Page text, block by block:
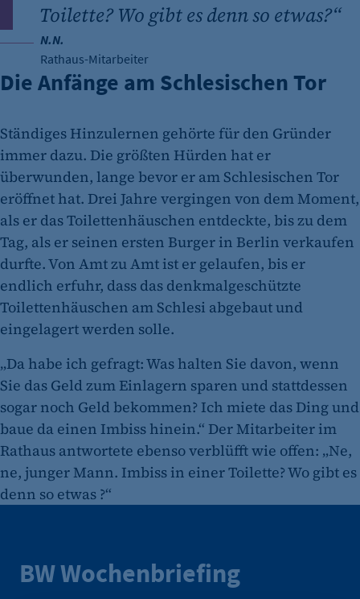
Toilette? Wo gibt es denn so etwas?“
N.N.
Rathaus-Mitarbeiter
Die Anfänge am Schlesischen Tor
Ständiges Hinzulernen gehörte für den Gründer
immer dazu. Die größten Hürden hat er
überwunden, lange bevor er am Schlesischen Tor
eröffnet hat. Drei Jahre vergingen von dem Moment,
als er das Toilettenhäuschen entdeckte, bis zu dem
Tag, als er seinen ersten Burger in Berlin verkaufen
durfte. Von Amt zu Amt ist er gelaufen, bis er
endlich erfuhr, dass das denkmalgeschützte
Toilettenhäuschen am Schlesi abgebaut und
eingelagert werden solle.
„Da habe ich gefragt: Was halten Sie davon, wenn
Sie das Geld zum Einlagern sparen und stattdessen
sogar noch Geld bekommen? Ich miete das Ding und
baue da einen Imbiss hinein.“ Der Mitarbeiter im
Rathaus antwortete ebenso verblüfft wie offen: „Ne,
ne, junger Mann. Imbiss in einer Toilette? Wo gibt es
denn so etwas ?“
BW Wochenbriefing